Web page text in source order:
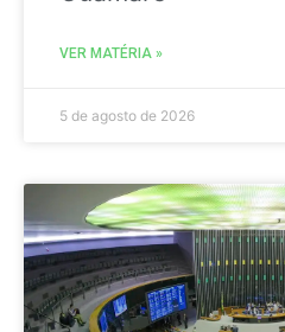
VER MATÉRIA »
5 de agosto de 2026